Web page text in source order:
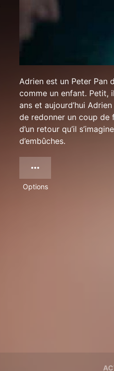
Adrien est un Peter Pan
comme un enfant. Petit,
ans et aujourd’hui
de redonner un coup de
d’un retour qu’il
d’embûches.
Options